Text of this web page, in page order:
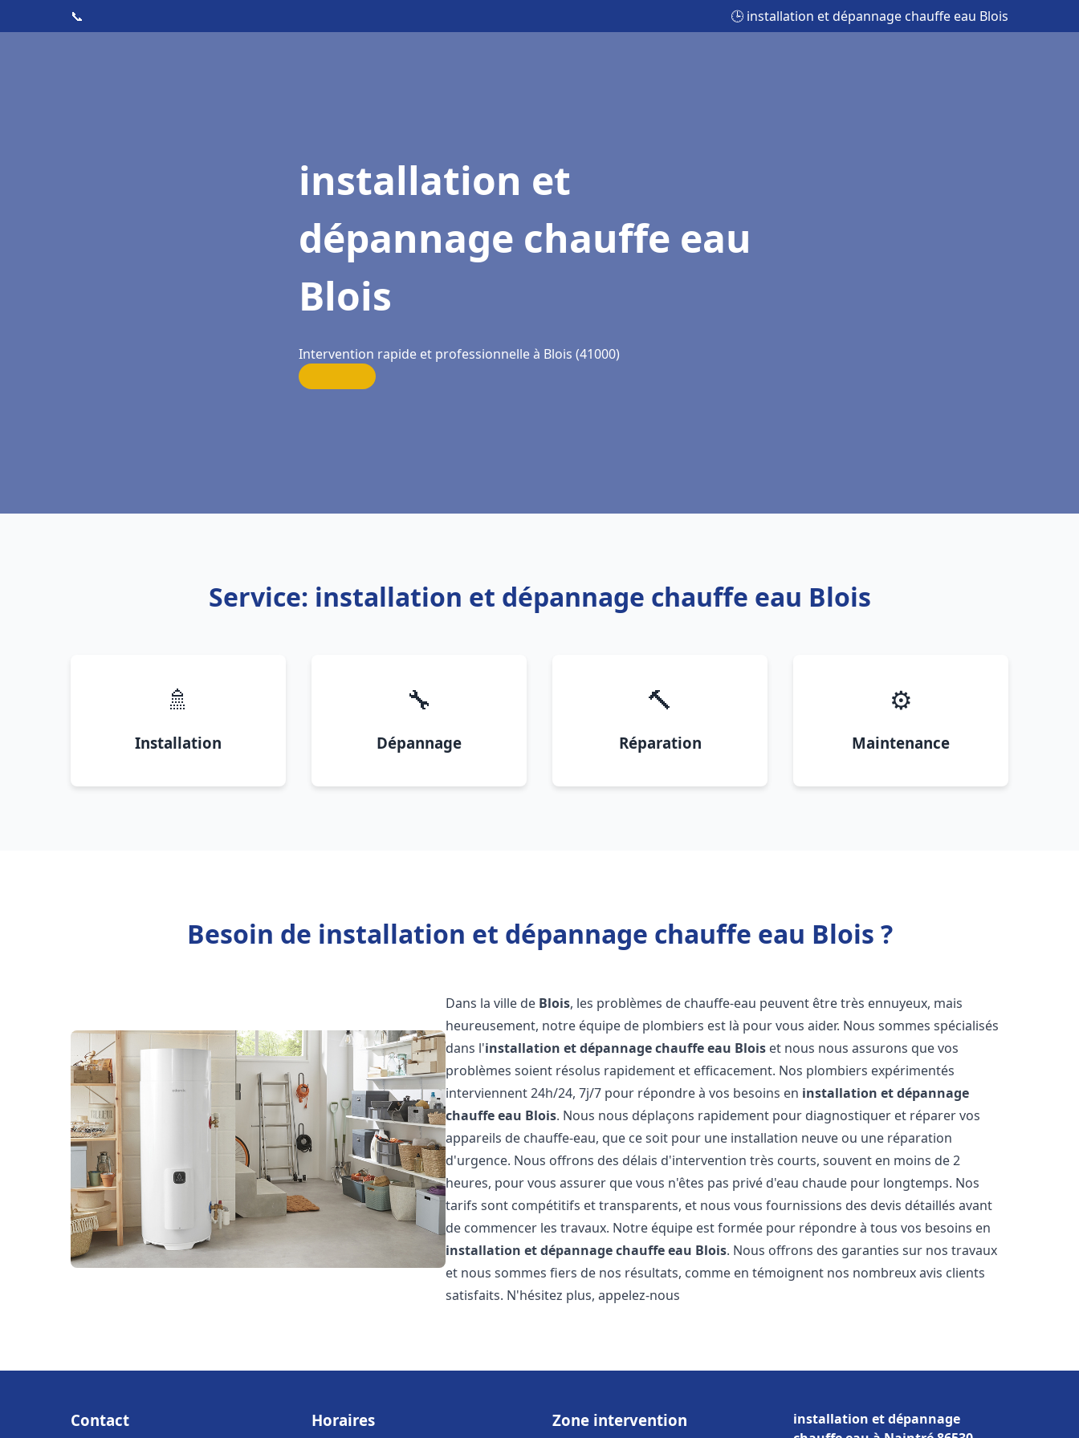
📞 🕒 installation et dépannage chauffe eau Blois
installation et
dépannage chauffe eau
Blois
Intervention rapide et professionnelle à Blois (41000)
Service: installation et dépannage chauffe eau Blois
🚿
Installation
🔧
Dépannage
🔨
Réparation
⚙️
Maintenance
Besoin de installation et dépannage chauffe eau Blois ?
Dans la ville de Blois, les problèmes de chauffe-eau peuvent être très ennuyeux, mais
heureusement, notre équipe de plombiers est là pour vous aider. Nous sommes spécialisés
dans l'installation et dépannage chauffe eau Blois et nous nous assurons que vos
problèmes soient résolus rapidement et efficacement. Nos plombiers expérimentés
interviennent 24h/24, 7j/7 pour répondre à vos besoins en installation et dépannage
chauffe eau Blois. Nous nous déplaçons rapidement pour diagnostiquer et réparer vos
appareils de chauffe-eau, que ce soit pour une installation neuve ou une réparation
d'urgence. Nous offrons des délais d'intervention très courts, souvent en moins de 2
heures, pour vous assurer que vous n'êtes pas privé d'eau chaude pour longtemps. Nos
tarifs sont compétitifs et transparents, et nous vous fournissions des devis détaillés avant
de commencer les travaux. Notre équipe est formée pour répondre à tous vos besoins en
installation et dépannage chauffe eau Blois. Nous offrons des garanties sur nos travaux
et nous sommes fiers de nos résultats, comme en témoignent nos nombreux avis clients
satisfaits. N'hésitez plus, appelez-nous
Contact Horaires Zone intervention
installation et dépannage